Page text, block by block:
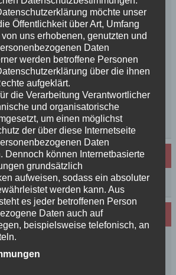
sind
der Schurkeneltern
schickt Grüße
wahre Liebe
BenBenkinder schicken
folgenden Verbänden:
möchte unser
Öffentlichkeit über Art, Umfang
uns erhobenen, genutzten und
Daten
werden betroffene Personen
über die ihnen
aufgeklärt.
die Verarbeitung Verantwortlicher
und organisatorische
um einen möglichst
der über diese Internetseite
Daten
Dennoch können Internetbasierte
grundsätzlich
aufweisen, sodass ein absoluter
werden kann. Aus
es jeder betroffenen Person
Daten auch auf
beispielsweise telefonisch, an